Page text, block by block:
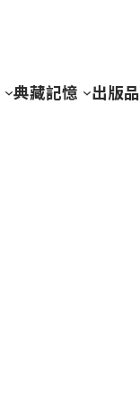
典藏記憶 出版品